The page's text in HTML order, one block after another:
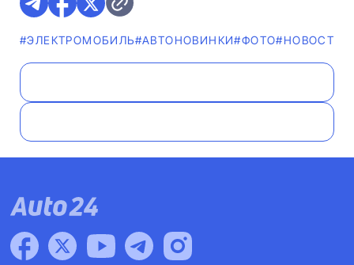
#ЭЛЕКТРОМОБИЛЬ#AВТОНОВИНКИ#ФОТО#НОВОСТИ